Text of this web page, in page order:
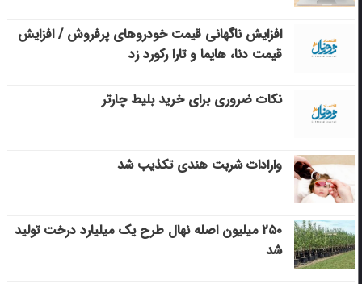
افزایش ناگهانی قیمت خودروهای پرفروش / افزایش
قیمت دنا، هایما و تارا رکورد زد
نکات ضروری برای خرید بلیط چارتر
وارادات شربت هندی تکذیب شد
۲۵۰ میلیون اصله نهال طرح یک میلیارد درخت تولید
شد